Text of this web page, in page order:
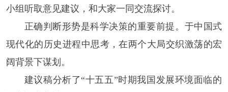
小组听取意见建议，和大家一同交流探讨。
正确判断形势是科学决策的重要前提。于中国式
现代化的历史进程中思考，在两个大局交织激荡的宏
阔背景下谋划。
建议稿分析了“十五五”时期我国发展环境面临的